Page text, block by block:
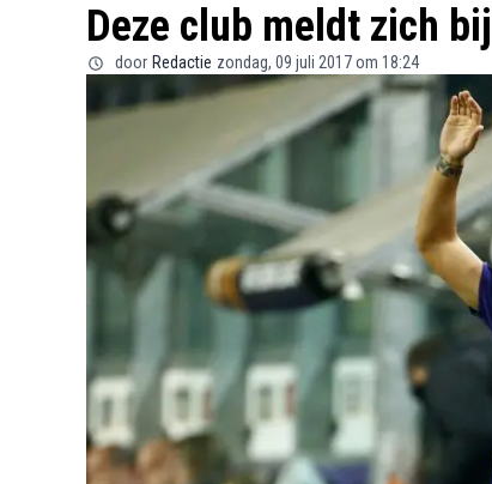
Deze club meldt zich
door Redactie zondag, 09 juli 2017 om 18:24